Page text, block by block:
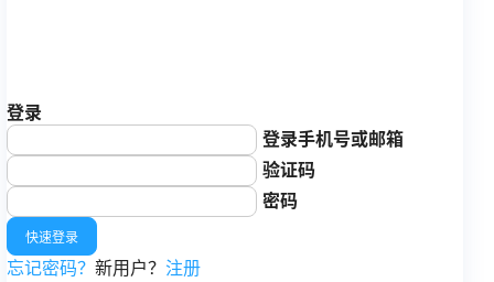
登录
登录手机号或邮箱
验证码
密码
快速登录
忘记密码？ 新用户？ 注册